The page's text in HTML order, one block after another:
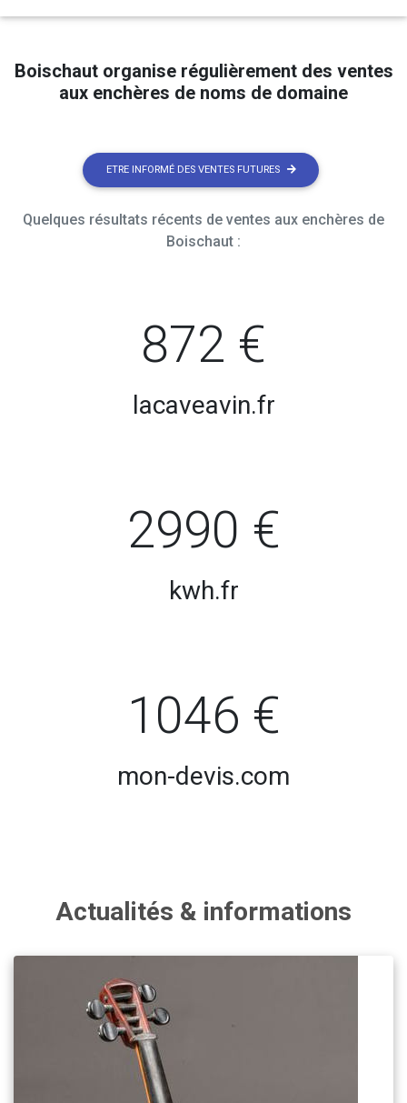
Boischaut organise régulièrement des ventes
aux enchères de noms de domaine
ETRE INFORMÉ DES VENTES FUTURES
Quelques résultats récents de ventes aux enchères de
Boischaut :
872 €
lacaveavin.fr
2990 €
kwh.fr
1046 €
mon-devis.com
Actualités & informations